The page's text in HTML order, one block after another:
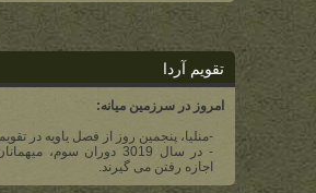
تقویم آردا
امروز در سرزمین میانه:
-منلیا، پنجمین روز از فصل یاویه در
- در سال 3019 دوران سوم،
اجازه رفتن می گیرند.